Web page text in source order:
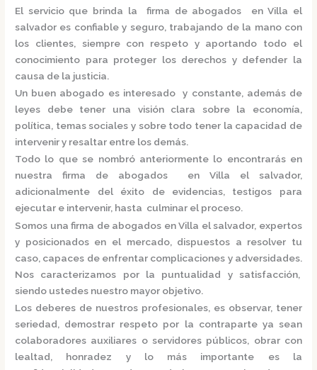
El servicio que brinda la firma de abogados en Villa el
salvador es confiable y seguro, trabajando de la mano con
los clientes, siempre con respeto y aportando todo el
conocimiento para proteger los derechos y defender la
causa de la justicia.
Un buen abogado es interesado y constante, además de
leyes debe tener una visión clara sobre la economía,
política, temas sociales y sobre todo tener la capacidad de
intervenir y resaltar entre los demás.
Todo lo que se nombró anteriormente lo encontrarás en
nuestrafirma de abogados en Villa el salvador,
adicionalmente del éxito de evidencias, testigos para
ejecutar e intervenir, hasta culminar el proceso.
Somos unafirma de abogados en Villa el salvador, expertos
y posicionados en el mercado, dispuestos a resolver tu
caso, capaces de enfrentar complicaciones y adversidades.
Nos caracterizamos por la puntualidad y satisfacción,
siendo ustedes nuestro mayor objetivo.
Los deberes de nuestros profesionales, es observar, tener
seriedad, demostrar respeto por la contraparte ya sean
colaboradores auxiliares o servidores públicos, obrar con
lealtad, honradez y lo más importante es la